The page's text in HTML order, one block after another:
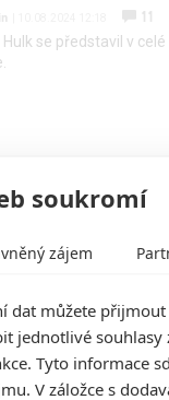
11
Hulk se představil v
soukromí
zájem
dat můžete
jednotlivé
Tyto informace
V záložce s